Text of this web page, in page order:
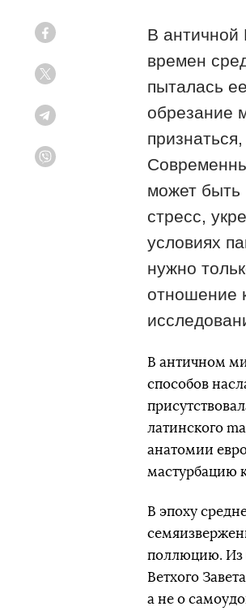
В античной
времен
пыталась
обрезание
может быть
стресс,
условиях
нужно
отношение
В античном
способов
латинского
анатомии
мастурбацию
В эпоху
поллюцию. Из
Ветхого
а не о